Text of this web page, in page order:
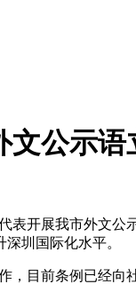
文公示语
表开展我市外文
圳国际化水平。
，目前条例已经